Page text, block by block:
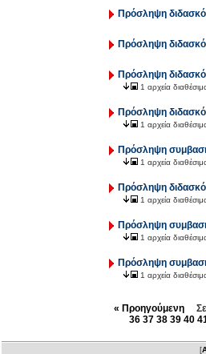
Πρόσληψη
Πρόσληψη
Πρόσληψη
1 αρχεία
Πρόσληψη
1 αρχεία
Πρόσληψη
1 αρχεία
Πρόσληψη
1 αρχεία
Πρόσληψη
1 αρχεία
Πρόσληψη
1 αρχεία
« Προηγούμενη
36 37 38 39 40
[